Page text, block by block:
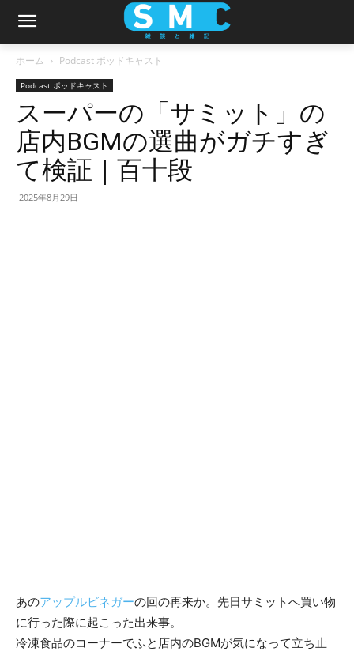
ホーム Podcast ポッドキャスト
Podcast ポッドキャスト
スーパーの「サミット」の
店内BGMの選曲がガチすぎ
て検証｜百十段
2025年8月29日
あのアップルビネガーの回の再来か。先日サミットへ買い物
に行った際に起こった出来事。
冷凍食品のコーナーでふと店内のBGMが気になって立ち止